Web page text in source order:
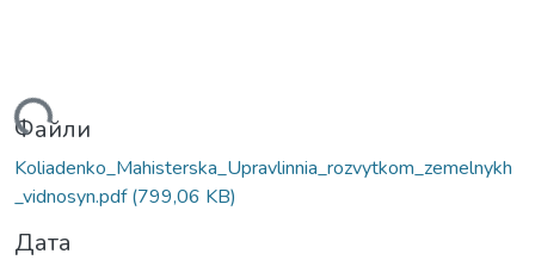
Файли
Koliadenko_Mahisterska_Upravlinnia_rozvytkom_zemelnykh
_vidnosyn.pdf(799,06 KB)
Дата